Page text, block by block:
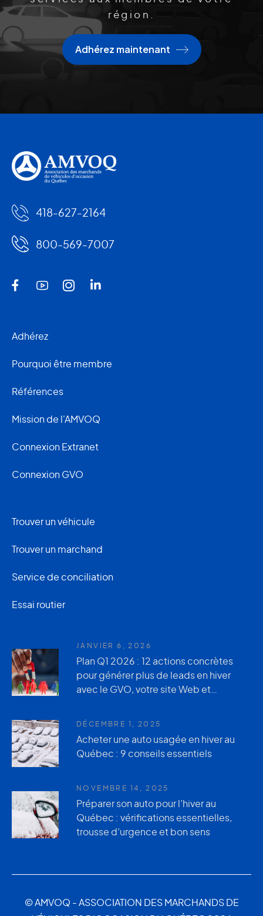
région.
Adhérez maintenant
418-627-2164
800-569-7007
Adhérez
Pourquoi être membre
Références
Mission de l'AMVOQ
Connexion Extranet
Connexion GVO
Trouver un véhicule
Trouver un marchand
Service de conciliation
Essai routier
JANVIER 6, 2026
Plan Q1 2026 : 12 actions concrètes
pour générer plus de leads en hiver
avec le GVO, votre site Web et
DÉCEMBRE 1, 2025
Acheter une auto usagée en hiver au
Québec : 9 conseils essentiels
NOVEMBRE 14, 2025
Préparer son auto pour l’hiver au
Québec : vérifications essentielles,
trousse d’urgence et bon sens
© AMVOQ - ASSOCIATION DES MARCHANDS DE